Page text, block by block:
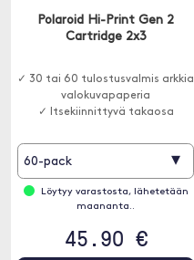
Polaroid Hi-Print Gen 2
Cartridge 2x3
✓ 30 tai 60 tulostusvalmis arkkia
valokuvapaperia
✓ Itsekiinnittyvä takaosa
60-pack ▾
Löytyy varastosta, lähetetään
maananta..
45.90 €